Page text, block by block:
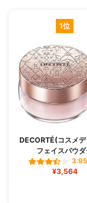
1位
DECORTÉ(コスメ
フェイスパウ
3.95
¥3,564